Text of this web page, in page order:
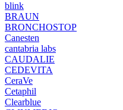
blink
BRAUN
BRONCHOSTOP
Canesten
cantabria labs
CAUDALIE
CEDEVITA
CeraVe
Cetaphil
Clearblue